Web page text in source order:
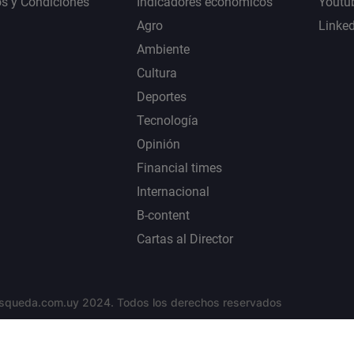
Agro
Ambiente
Cultura
Deportes
Tecnología
Opinión
Financial times
Internacional
B-content
Cartas al Director
2024. Todos los derechos reservados